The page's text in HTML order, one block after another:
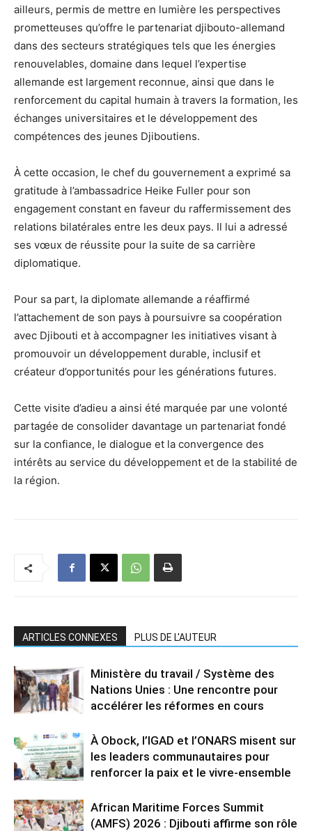
ailleurs, permis de mettre en lumière les perspectives
prometteuses qu’offre le partenariat djibouto-allemand
dans des secteurs stratégiques tels que les énergies
renouvelables, domaine dans lequel l’expertise
allemande est largement reconnue, ainsi que dans le
renforcement du capital humain à travers la formation, les
échanges universitaires et le développement des
compétences des jeunes Djiboutiens.
À cette occasion, le chef du gouvernement a exprimé sa
gratitude à l’ambassadrice Heike Fuller pour son
engagement constant en faveur du raffermissement des
relations bilatérales entre les deux pays. Il lui a adressé
ses vœux de réussite pour la suite de sa carrière
diplomatique.
Pour sa part, la diplomate allemande a réaffirmé
l’attachement de son pays à poursuivre sa coopération
avec Djibouti et à accompagner les initiatives visant à
promouvoir un développement durable, inclusif et
créateur d’opportunités pour les générations futures.
Cette visite d’adieu a ainsi été marquée par une volonté
partagée de consolider davantage un partenariat fondé
sur la confiance, le dialogue et la convergence des
intérêts au service du développement et de la stabilité de
la région.
ARTICLES CONNEXES PLUS DE L'AUTEUR
Ministère du travail / Système des
Nations Unies : Une rencontre pour
accélérer les réformes en cours
À Obock, l’IGAD et l’ONARS misent sur
les leaders communautaires pour
renforcer la paix et le vivre-ensemble
African Maritime Forces Summit
(AMFS) 2026 : Djibouti affirme son rôle